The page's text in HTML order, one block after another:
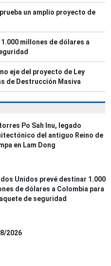
un amplio proyecto de
millones de dólares a
eje del proyecto de Ley
de Destrucción Masiva
Po Sah Inu, legado
del antiguo Reino de
en Lam Dong
Unidos prevé destinar 1.000
de dólares a Colombia para
de seguridad
2026